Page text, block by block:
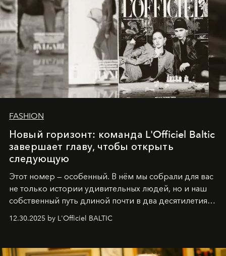
FASHION
Новый горизонт: команда L'Officiel Baltic
завершает главу, чтобы открыть
следующую
Этот номер — особенный. В нём мы собрали для вас
не только истории удивительных людей, но и наш
собственный путь длиной почти в два десятилетия.
Вместо привычного подведения итогов мы от всей
души говорим спасибо каждому, кто был с нами все
самыми искренними пожеланиями и теплом, ваша
12.30.2025 by L'Officiel BALTIC